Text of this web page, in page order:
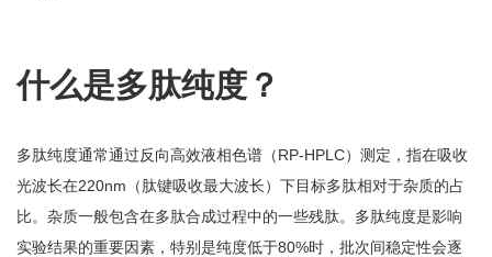
什么是多肽纯度？
多肽纯度通常通过反向高效液相色谱（RP-HPLC）测定，指在吸收
光波长在220nm（肽键吸收最大波长）下目标多肽相对于杂质的占
比。杂质一般包含在多肽合成过程中的一些残肽。多肽纯度是影响
实验结果的重要因素，特别是纯度低于80%时，批次间稳定性会逐